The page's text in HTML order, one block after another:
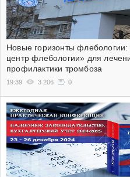
Новые горизонты
центр флебологии» для
профилактики тромбоза
19:39 3 206 0